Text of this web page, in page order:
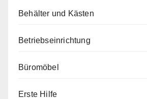
Behälter und Kästen
Betriebseinrichtung
Büromöbel
Erste Hilfe